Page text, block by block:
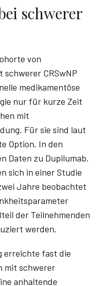
schwerer
von
CRSwNP
medikamentöse
nur für kurze Zeit
mit
Für sie sind laut
Option. In den
Daten zu Dupilumab.
sich in einer Studie
Jahre beobachtet
der Teilnehmenden
werden.
erreichte fast die
mit schwerer
anhaltende